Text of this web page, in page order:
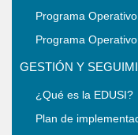
Programa
Programa
GESTIÓN Y
¿Qué es la EDUSI?
Plan de